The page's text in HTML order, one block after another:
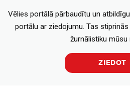
Vēlies portālā pārbaudītu un
portālu ar ziedojumu. Tas
žurnālistiku mūsu
ZIEDOT